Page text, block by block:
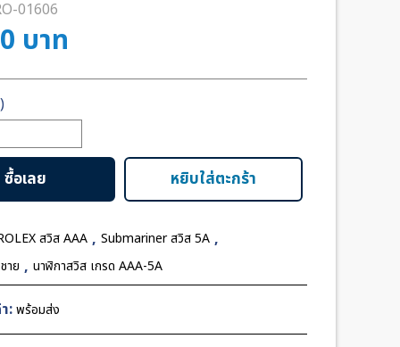
01606
บาท
หยิบใส่ตะกร้า
ซื้อเลย
สวิส AAA , Submariner สวิส 5A ,
าย , นาฬิกาสวิส เกรด AAA-5A
:พร้อมส่ง